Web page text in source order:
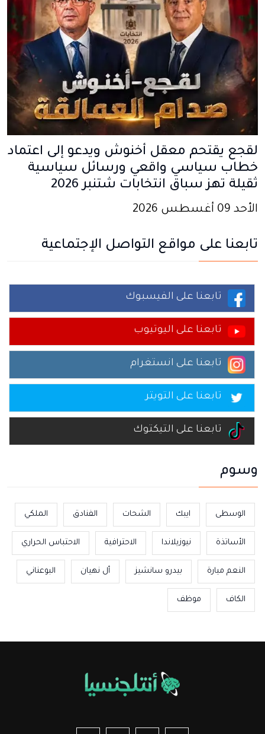
لقجع يقتحم معقل أخنوش ويدعو إلى اعتماد
خطاب سياسي واقعي ورسائل سياسية
ثقيلة تهز سباق انتخابات شتنبر 2026
الأحد 09 أغسطس 2026
تابعنا على مواقع التواصل الإجتماعية
تابعنا على الفيسبوك
تابعنا على اليوتيوب
تابعنا على انستغرام
تابعنا على التويتر
تابعنا على التيكتوك
وسوم
الوسطى ايبك الشحات الفنادق الملكي
الأساتذة نيوزيلاندا الاحترافية الاحتباس الحراري
النعم ميارة بيدرو سانشيز أل نهيان البوعناني
الكاف موظف